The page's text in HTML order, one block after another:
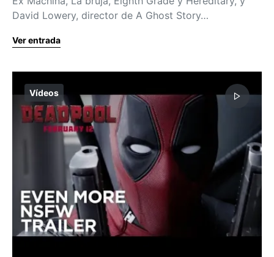
David Lowery, director de A Ghost Story…
Ver entrada
Vídeos